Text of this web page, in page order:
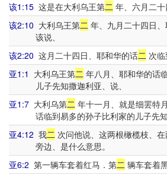
该1:15 这是在大利乌王第二 年、六月二十
该2:10 大利乌王第二 年、九月二十四日
该说、
该2:20 这月二十四日、耶和华的话二 次临
亚1:1 大利乌王第二 年八月、耶和华的话
儿子先知撒迦利亚、说、
亚1:7 大利乌第二 年十一月、就是细罢特
话临到易多的孙子比利家的儿子先
亚4:12 我二 次问他说、这两根橄榄枝、
旁边、是什么意思。
亚6:2 第一辆车套着红马．第二 辆车套着